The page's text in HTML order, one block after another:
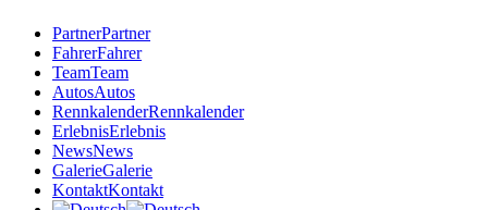
PartnerPartner
FahrerFahrer
TeamTeam
AutosAutos
RennkalenderRennkalender
ErlebnisErlebnis
NewsNews
GalerieGalerie
KontaktKontakt